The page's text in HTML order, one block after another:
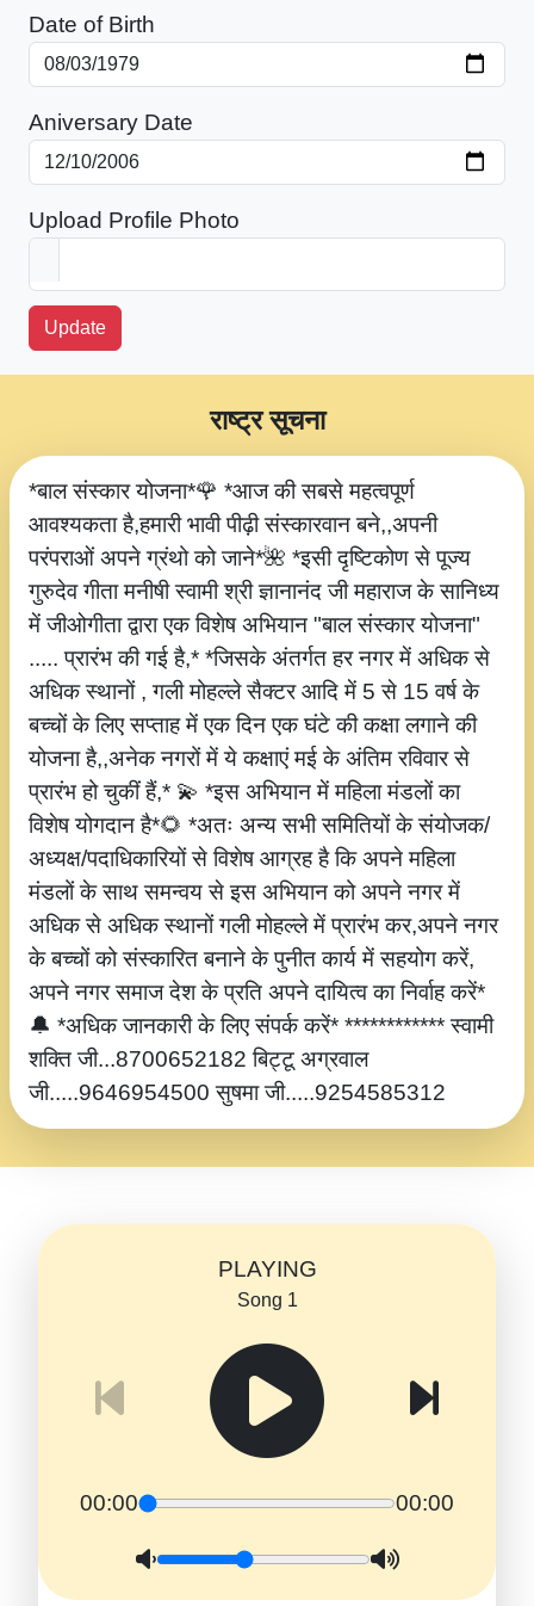
Date of Birth
Aniversary Date
Upload Profile Photo
Update
*बाल संस्कार योजना*🌹 *आज की सबसे महत्वपूर्ण
आवश्यकता है,हमारी भावी पीढ़ी संस्कारवान बने,,अपनी
परंपराओं अपने ग्रंथो को जाने*🌺 *इसी दृष्टिकोण से पूज्य
गुरुदेव गीता मनीषी स्वामी श्री ज्ञानानंद जी महाराज के सानिध्य
में जीओगीता द्वारा एक विशेष अभियान "बाल संस्कार योजना"
..... प्रारंभ की गई है,* *जिसके अंतर्गत हर नगर में अधिक से
अधिक स्थानों , गली मोहल्ले सैक्टर आदि में 5 से 15 वर्ष के
बच्चों के लिए सप्ताह में एक दिन एक घंटे की कक्षा लगाने की
योजना है,,अनेक नगरों में ये कक्षाएं मई के अंतिम रविवार से
प्रारंभ हो चुकीं हैं,* 💫 *इस अभियान में महिला मंडलों का
विशेष योगदान है*🌻 *अतः अन्य सभी समितियों के संयोजक/
अध्यक्ष/पदाधिकारियों से विशेष आग्रह है कि अपने महिला
मंडलों के साथ समन्वय से इस अभियान को अपने नगर में
अधिक से अधिक स्थानों गली मोहल्ले में प्रारंभ कर,अपने नगर
के बच्चों को संस्कारित बनाने के पुनीत कार्य में सहयोग करें,
अपने नगर समाज देश के प्रति अपने दायित्व का निर्वाह करें*
🔔 *अधिक जानकारी के लिए संपर्क करें* ************ स्वामी
शक्ति जी...8700652182 बिट्टू अग्रवाल
जी.....9646954500 सुषमा जी.....9254585312
राष्ट्र सूचना
PLAYING
Song 1
00:00 00:00